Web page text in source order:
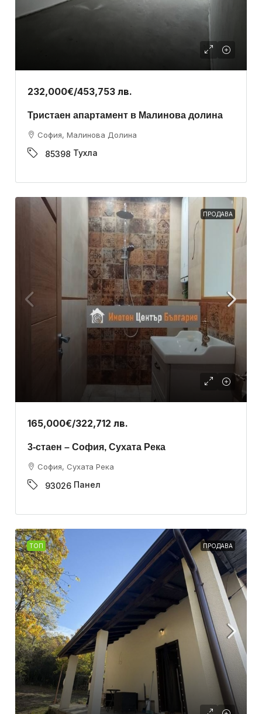
232,000€/453,753 лв.
Тристаен апартамент в Малинова долина
София, Малинова Долина
85398 Тухла
ПРОДАВА
165,000€/322,712 лв.
3-стаен – София, Сухата Река
София, Сухата Река
93026 Панел
ТОП ПРОДАВА